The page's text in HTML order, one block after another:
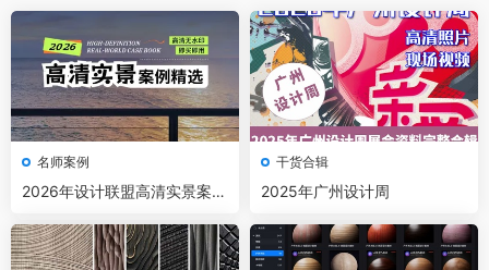
名师案例
2026年设计联盟高清实景案例
干货合辑
2025年广州设计周